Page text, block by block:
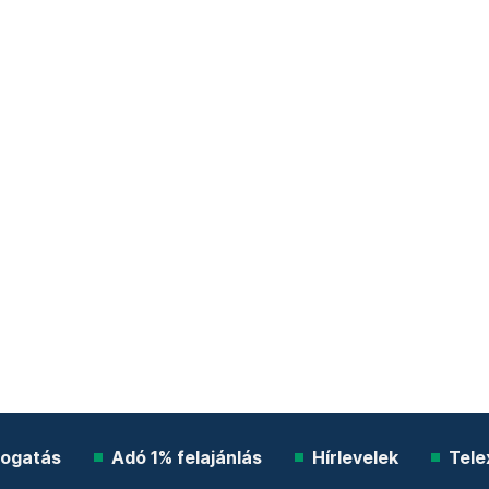
Adó 1% felajánlás Hírlevelek